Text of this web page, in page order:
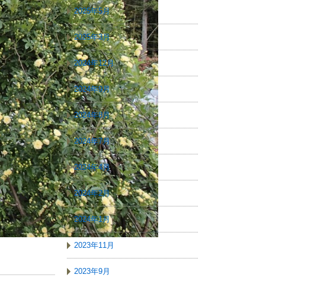
2025年5月
2025年3月
2024年12月
2024年9月
2024年8月
2024年7月
2024年4月
2024年2月
2024年1月
2023年11月
2023年9月